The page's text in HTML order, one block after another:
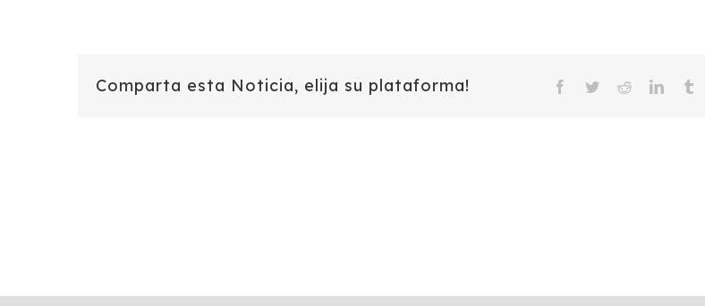
Comparta esta Noticia, elija su plataforma! Facebook
TwitterReddit